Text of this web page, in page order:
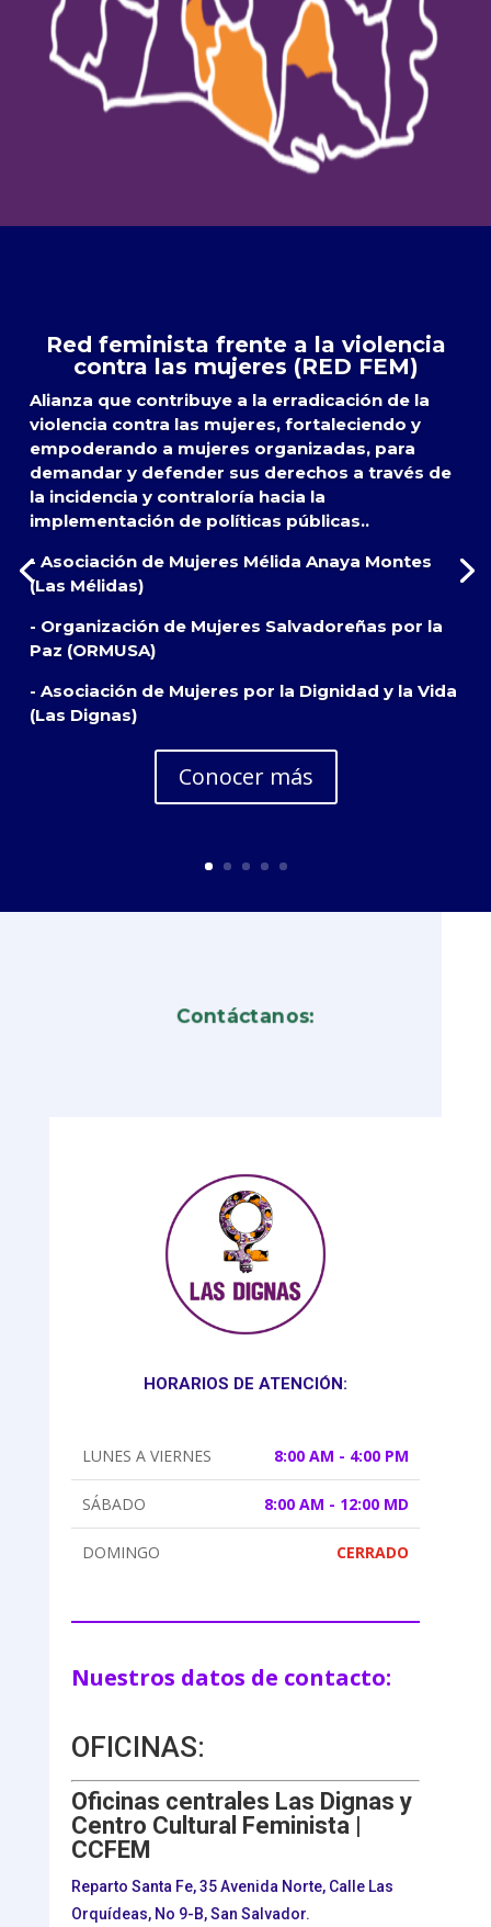
Red feminista frente a la violencia
contra las mujeres (RED FEM)
Alianza que contribuye a la erradicación de la
violencia contra las mujeres, fortaleciendo y
empoderando a mujeres organizadas, para
demandar y defender sus derechos a través de
la incidencia y contraloría hacia la
implementación de políticas públicas..
- Asociación de Mujeres Mélida Anaya Montes
(Las Mélidas)
- Organización de Mujeres Salvadoreñas por la
Paz (ORMUSA)
- Asociación de Mujeres por la Dignidad y la Vida
(Las Dignas)
Conocer más
Contáctanos:
HORARIOS DE ATENCIÓN:
LUNES A VIERNES 8:00 AM - 4:00 PM
SÁBADO 8:00 AM - 12:00 MD
DOMINGO CERRADO
Nuestros datos de contacto:
OFICINAS:
Oficinas centrales Las Dignas y
Centro Cultural Feminista |
CCFEM
Reparto Santa Fe, 35 Avenida Norte, Calle Las
Orquídeas, No 9-B, San Salvador.